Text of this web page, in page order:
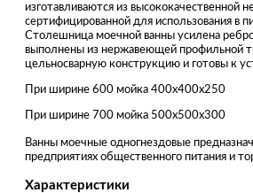
изготавливаются из высококачественной
сертифицированной для использования в
Столешница моечной ванны усилена
выполнены из нержавеющей профильной
цельносварную конструкцию и готовы к
При ширине 600 мойка 400х400х250
При ширине 700 мойка 500х500х300
Ванны моечные одногнездовые
предприятиях общественного питания и
Характеристики